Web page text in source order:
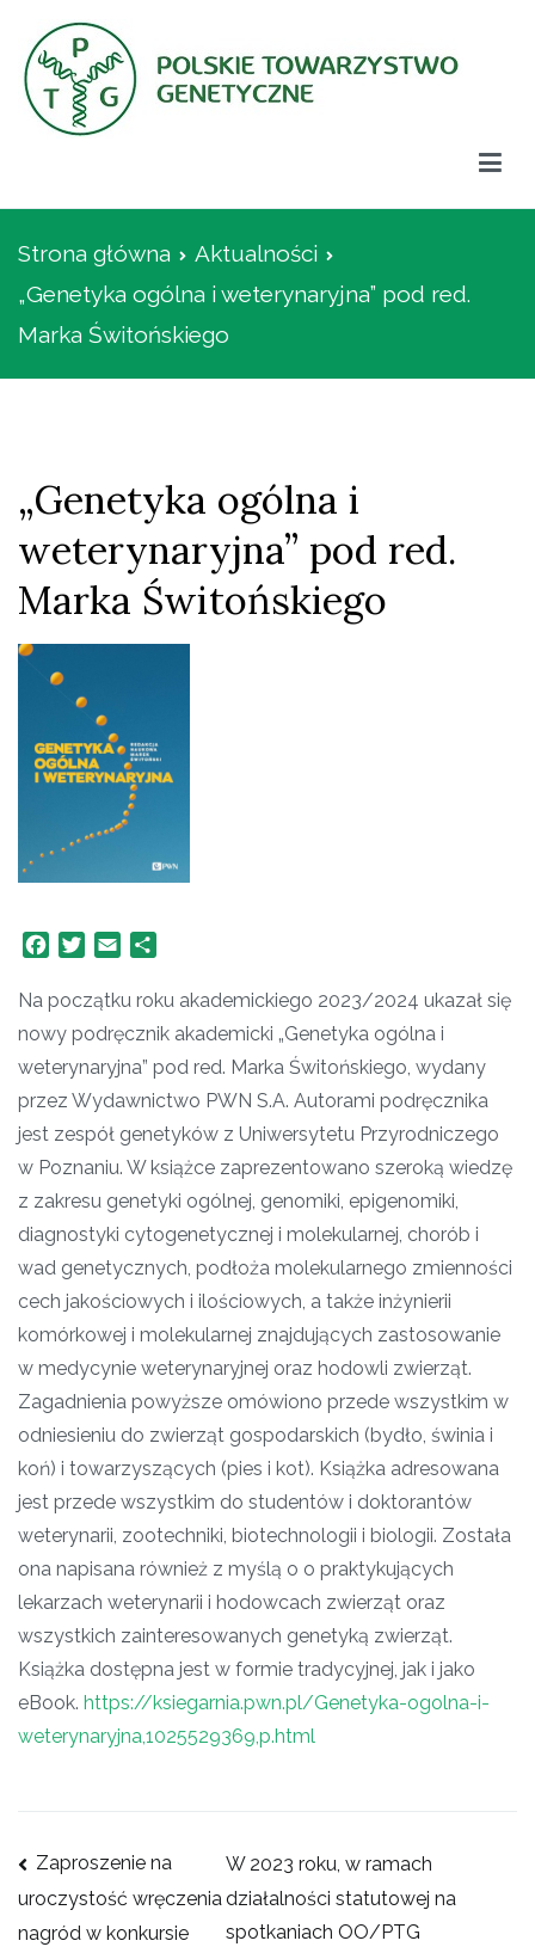
treści
Strona główna
Aktualności
„Genetyka ogólna i weterynaryjna” pod red.
Marka Świtońskiego
„Genetyka ogólna i
weterynaryjna” pod red.
Marka Świtońskiego
Facebook
TwitterEmail
Na początku roku akademickiego 2023/2024 ukazał się
nowy podręcznik akademicki „Genetyka ogólna i
weterynaryjna” pod red. Marka Świtońskiego, wydany
przez Wydawnictwo PWN S.A. Autorami podręcznika
jest zespół genetyków z Uniwersytetu Przyrodniczego
w Poznaniu. W książce zaprezentowano szeroką wiedzę
z zakresu genetyki ogólnej, genomiki, epigenomiki,
diagnostyki cytogenetycznej i molekularnej, chorób i
wad genetycznych, podłoża molekularnego zmienności
cech jakościowych i ilościowych, a także inżynierii
komórkowej i molekularnej znajdujących zastosowanie
w medycynie weterynaryjnej oraz hodowli zwierząt.
Zagadnienia powyższe omówiono przede wszystkim w
odniesieniu do zwierząt gospodarskich (bydło, świnia i
koń) i towarzyszących (pies i kot). Książka adresowana
jest przede wszystkim do studentów i doktorantów
weterynarii, zootechniki, biotechnologii i biologii. Została
ona napisana również z myślą o o praktykujących
lekarzach weterynarii i hodowcach zwierząt oraz
wszystkich zainteresowanych genetyką zwierząt.
Książka dostępna jest w formie tradycyjnej, jak i jako
eBook. https://ksiegarnia.pwn.pl/Genetyka-ogolna-i-
weterynaryjna,1025529369,p.html
Nawigacja
wpisu
Zaproszenie na
uroczystość wręczenia
nagród w konkursie
W 2023 roku, w ramach
działalności statutowej na
spotkaniach OO/PTG